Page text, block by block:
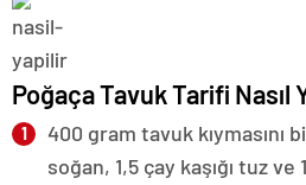
Poğaça Tavuk Tarifi Nasıl
400 gram tavuk kıymasını
soğan, 1,5 çay kaşığı tuz ve